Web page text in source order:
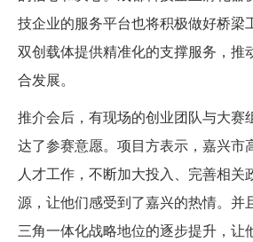
技企业的服务平台也将积极做好桥梁
双创载体提供精准化的支撑服务，推
合发展。
推介会后，有现场的创业团队与大赛
达了参赛意愿。项目方表示，嘉兴市
人才工作，不断加大投入、完善相关
源，让他们感受到了嘉兴的热情。并
三角一体化战略地位的逐步提升，让